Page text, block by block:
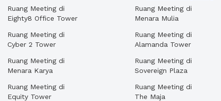
Ruang Meeting di
Eighty8 Office Tower
Ruang Meeting di
Cyber 2 Tower
Ruang Meeting di
Menara Karya
Ruang Meeting di
Equity Tower
Ruang Meeting di
Menara Mulia
Ruang Meeting di
Alamanda Tower
Ruang Meeting di
Sovereign Plaza
Ruang Meeting di
The Maja